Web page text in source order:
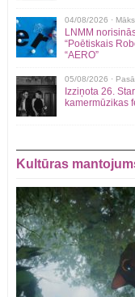
04/08/2026 ·
LNMM
“Poētiskais
“AERO”
05/08/2026 ·
Izziņota 26.
kamermūzikas
Kultūras